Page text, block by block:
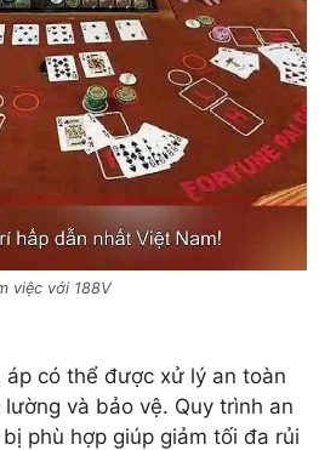
việc với 188V
có thể được xử lý an toàn
và bảo vệ. Quy trình an
phù hợp giúp giảm tối đa rủi